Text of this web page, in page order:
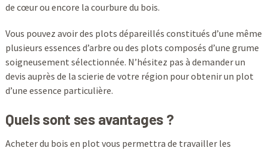
de cœur ou encore la courbure du bois.
Vous pouvez avoir des plots dépareillés constitués d’une même
plusieurs essences d’arbre ou des plots composés d’une grume
soigneusement sélectionnée. N’hésitez pas à demander un
devis auprès de la scierie de votre région pour obtenir un plot
d’une essence particulière.
Quels sont ses avantages ?
Acheter du bois en plot vous permettra de travailler les